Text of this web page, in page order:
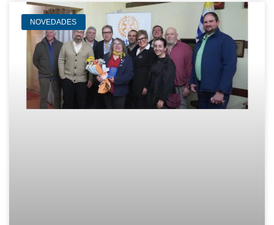
NOVEDADES